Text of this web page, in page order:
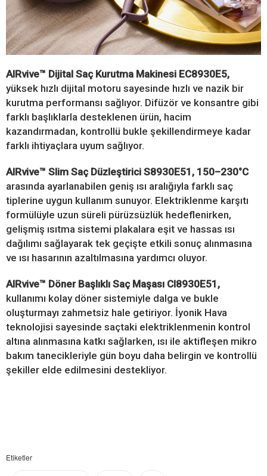
AIRvive™ Dijital Saç Kurutma Makinesi EC8930E5,
yüksek hızlı dijital motoru sayesinde hızlı ve nazik bir
kurutma performansı sağlıyor. Difüzör ve konsantre gibi
farklı başlıklarla desteklenen ürün, hacim
kazandırmadan, kontrollü bukle şekillendirmeye kadar
farklı ihtiyaçlara uyum sağlıyor.
AIRvive™ Slim Saç Düzleştirici S8930E51, 150–230°C
arasında ayarlanabilen geniş ısı aralığıyla farklı saç
tiplerine uygun kullanım sunuyor. Elektriklenme karşıtı
formülüyle uzun süreli pürüzsüzlük hedeflenirken,
gelişmiş ısıtma sistemi plakalara eşit ve hassas ısı
dağılımı sağlayarak tek geçişte etkili sonuç alınmasına
ve ısı hasarının azaltılmasına yardımcı oluyor.
AIRvive™ Döner Başlıklı Saç Maşası CI8930E51,
kullanımı kolay döner sistemiyle dalga ve bukle
oluşturmayı zahmetsiz hale getiriyor. İyonik Hava
teknolojisi sayesinde saçtaki elektriklenmenin kontrol
altına alınmasına katkı sağlarken, ısı ile aktifleşen mikro
bakım tanecikleriyle gün boyu daha belirgin ve kontrollü
şekiller elde edilmesini destekliyor.
Etiketler